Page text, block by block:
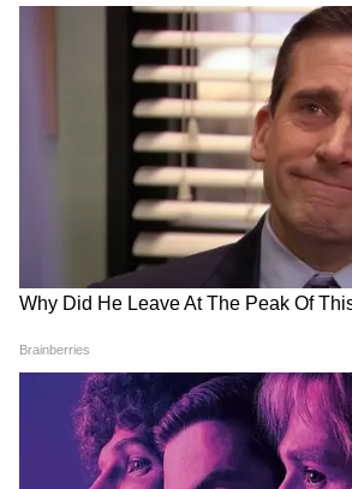
জমা হতে থাকে। কর্মচারী এবং
দেওয়া টাকা জমা হয় এবং
হয়। আপনি যদি দীর্ঘ সময় ধরে
তাহলে এই টাকা অবসরের সময়
আর্থিক সহায়তা হয়ে উঠতে পারে।